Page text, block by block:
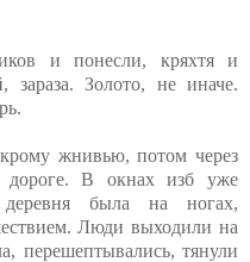
и понесли, кряхтя и
зараза. Золото, не иначе.
жнивью, потом через
дороге. В окнах изб уже
была на ногах,
Люди выходили на
перешептывались, тянули